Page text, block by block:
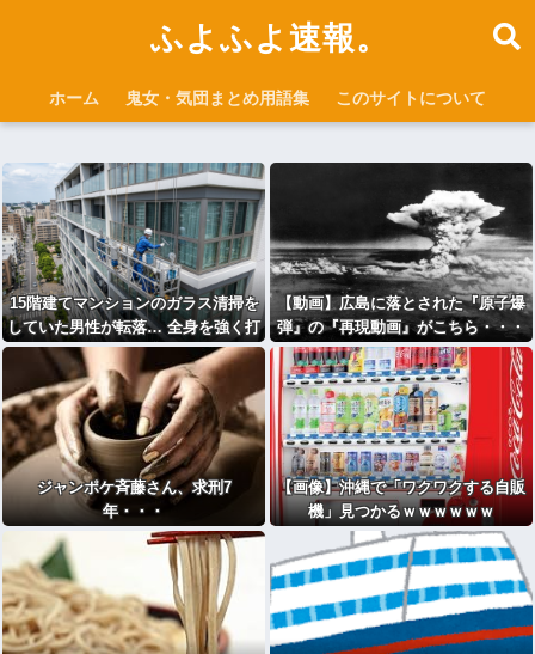
ふよふよ速報。
ホーム 鬼女・気団まとめ用語集 このサイトについて
15階建てマンションのガラス清掃を
していた男性が転落… 全身を強く打
って死亡
【動画】広島に落とされた『原子爆
弾』の『再現動画』がこちら・・・
ジャンポケ斉藤さん、求刑7
年・・・
【画像】沖縄で「ワクワクする自販
機」見つかるｗｗｗｗｗｗ